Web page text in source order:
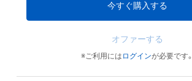
今すぐ購入する
オファーする
※ご利用には ログインが必要です。